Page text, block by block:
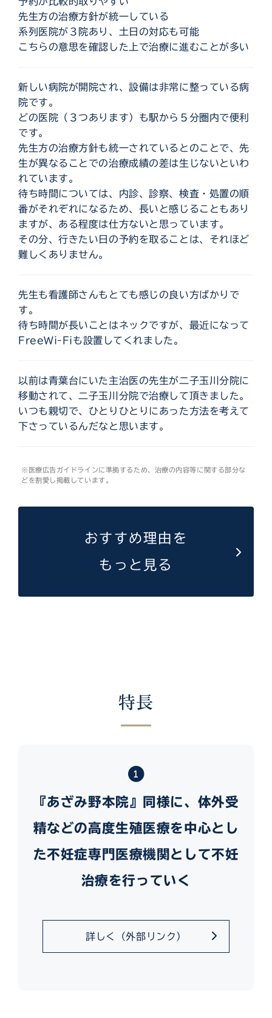
先生方の治療方針が統一している
系列医院が３院あり、土日の対応も可能
こちらの意思を確認した上で治療に進むことが多い
新しい病院が開院され、設備は非常に整っている病
院です。
どの医院（３つあります）も駅から５分圏内で便利
です。
先生方の治療方針も統一されているとのことで、先
生が異なることでの治療成績の差は生じないといわ
れています。
待ち時間については、内診、診察、検査・処置の順
番がそれぞれになるため、長いと感じることもあり
ますが、ある程度は仕方ないと思っています。
その分、行きたい日の予約を取ることは、それほど
難しくありません。
先生も看護師さんもとても感じの良い方ばかりで
す。
待ち時間が長いことはネックですが、最近になって
FreeWi-Fiも設置してくれました。
以前は青葉台にいた主治医の先生が二子玉川分院に
移動されて、二子玉川分院で治療して頂きました。
いつも親切で、ひとりひとりにあった方法を考えて
下さっているんだなと思います。
※医療広告ガイドラインに準拠するため、治療の内容等に関する部分な
どを割愛し掲載しています。
おすすめ理由を
もっと見る
特長
『あざみ野本院』同様に、体外受
精などの高度生殖医療を中心とし
た不妊症専門医療機関として不妊
治療を行っていく
詳しく（外部リンク）